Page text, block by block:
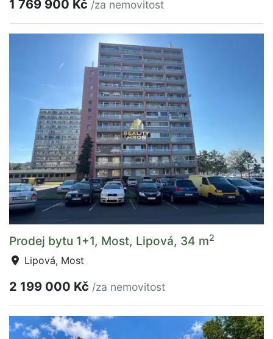
1 769 900 Kč /za nemovitost
Prodej bytu 1+1, Most, Lipová, 34 m2
Lipová, Most
2 199 000 Kč /za nemovitost